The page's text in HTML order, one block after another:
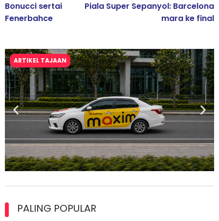
Bonucci sertai
Fenerbahce
Piala Super Sepanyol: Barcelona
mara ke final
ARTIKEL TAJAAN
lesen separuh pertama 2026
PALING POPULAR